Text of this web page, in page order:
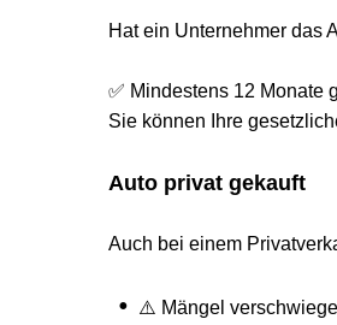
Hat ein Unternehmer das
✅ Mindestens 12 Monate
Sie können Ihre gesetzlichen
Auto privat gekauft
Auch bei einem
⚠️ Mängel verschwiegen